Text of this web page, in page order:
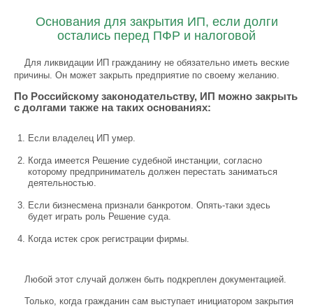
Основания для закрытия ИП, если долги
остались перед ПФР и налоговой
Для ликвидации ИП гражданину не обязательно иметь веские
причины. Он может закрыть предприятие по своему желанию.
По Российскому законодательству, ИП можно закрыть
с долгами также на таких основаниях:
Если владелец ИП умер.
Когда имеется Решение судебной инстанции, согласно
которому предприниматель должен перестать заниматься
деятельностью.
Если бизнесмена признали банкротом. Опять-таки здесь
будет играть роль Решение суда.
Когда истек срок регистрации фирмы.
Любой этот случай должен быть подкреплен документацией.
Только, когда гражданин сам выступает инициатором закрытия